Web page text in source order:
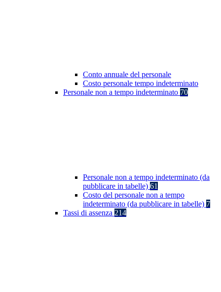
Conto annuale del personale
Costo personale tempo indeterminato
Personale non a tempo indeterminato 70
Personale non a tempo indeterminato (da
pubblicare in tabelle) 61
Costo del personale non a tempo
indeterminato (da pubblicare in tabelle) 7
Tassi di assenza 214